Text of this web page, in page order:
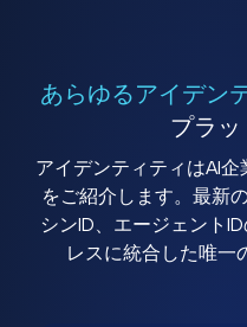
あらゆるアイデン
プラッ
アイデンティティはAI
をご紹介します。最新
シンID、エージェント
レスに統合した唯一